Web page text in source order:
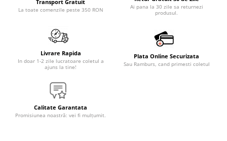
Transport Gratuit
La toate comenzile peste 350 RON
Ai pana la 30 zile sa returnezi
produsul.
Livrare Rapida
In doar 1-2 zile lucratoare coletul a
ajuns la tine!
Plata Online Securizata
Sau Ramburs, cand primesti coletul
Calitate Garantata
Promisiunea noastră: vei fi mulțumit.